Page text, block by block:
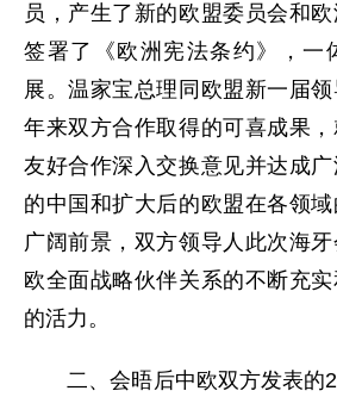
员，产生了新的欧盟委员会和
签署了《欧洲宪法条约》，一
展。温家宝总理同欧盟新一届
年来双方合作取得的可喜成果
友好合作深入交换意见并达成
的中国和扩大后的欧盟在各领
广阔前景，双方领导人此次海
欧全面战略伙伴关系的不断充
的活力。
二、会晤后中欧双方发表的2